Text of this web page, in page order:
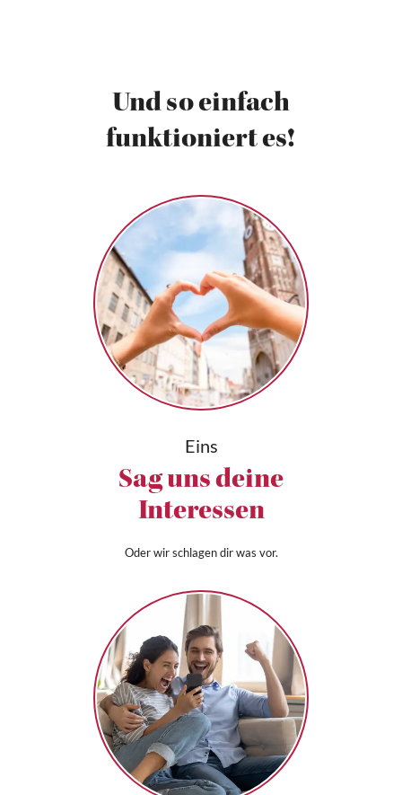
Und so einfach
funktioniert es!
Eins
Sag uns deine
Interessen
Oder wir schlagen dir was vor.